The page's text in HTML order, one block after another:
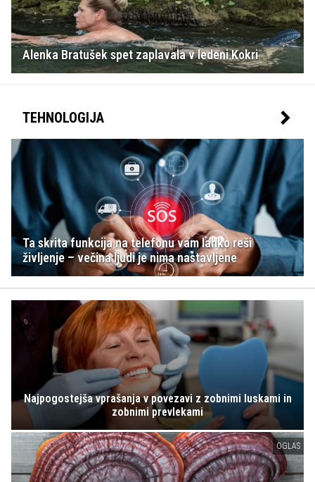
Alenka Bratušek spet zaplavala v ledeni Kokri
TEHNOLOGIJA
Ta skrita funkcija na telefonu vam lahko reši
življenje – večina ljudi je nima nastavljene
Najpogostejša vprašanja v povezavi z zobnimi luskami in
zobnimi prevlekami
OGLAS